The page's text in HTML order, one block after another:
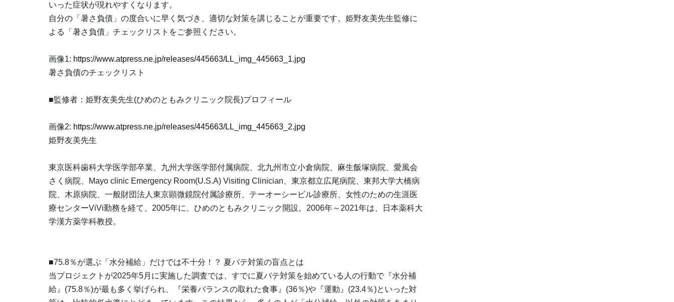
いった症状が現れやすくなります。
自分の「暑さ負債」の度合いに早く気づき、適切な対策を講じることが重要です。姫野友美先生監修に
よる「暑さ負債」チェックリストをご参照ください。
画像1: https://www.atpress.ne.jp/releases/445663/LL_img_445663_1.jpg
暑さ負債のチェックリスト
■監修者：姫野友美先生(ひめのともみクリニック院長)プロフィール
画像2: https://www.atpress.ne.jp/releases/445663/LL_img_445663_2.jpg
姫野友美先生
東京医科歯科大学医学部卒業、九州大学医学部付属病院、北九州市立小倉病院、麻生飯塚病院、愛風会
さく病院、Mayo clinic Emergency Room(U.S.A) Visiting Clinician、東京都立広尾病院、東邦大学大橋病
院、木原病院、一般財団法人東京顕微鏡院付属診療所、テーオーシービル診療所、女性のための生涯医
療センターViVi勤務を経て、2005年に、ひめのともみクリニック開設。2006年～2021年は、日本薬科大
学漢方薬学科教授。
■75.8％が選ぶ「水分補給」だけでは不十分！？ 夏バテ対策の盲点とは
当プロジェクトが2025年5月に実施した調査では、すでに夏バテ対策を始めている人の行動で『水分補
給』(75.8％)が最も多く挙げられ、『栄養バランスの取れた食事』(36％)や『運動』(23.4％)といった対